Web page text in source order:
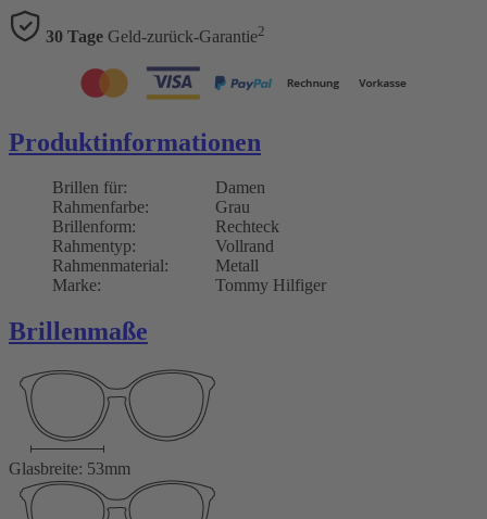
30 Tage Geld-zurück-Garantie2
Produktinformationen
Brillen für:
Damen
Rahmenfarbe:
Grau
Brillenform:
Rechteck
Rahmentyp:
Vollrand
Rahmenmaterial:
Metall
Marke:
Tommy Hilfiger
Brillenmaße
Glasbreite: 53mm